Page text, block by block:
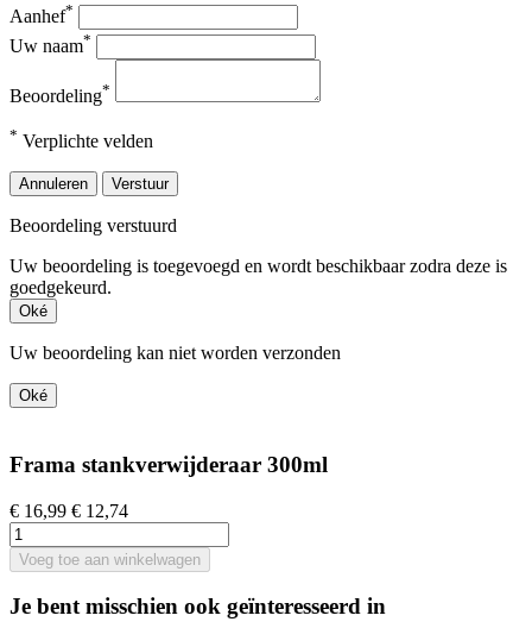
Aanhef*
Uw naam*
Beoordeling*
* Verplichte velden
Annuleren Verstuur
Beoordeling verstuurd
Uw beoordeling is toegevoegd en wordt beschikbaar zodra deze is
goedgekeurd.
Oké
Uw beoordeling kan niet worden verzonden
Oké
Frama stankverwijderaar 300ml
€ 16,99 € 12,74
Voeg toe aan winkelwagen
Je bent misschien ook geïnteresseerd in